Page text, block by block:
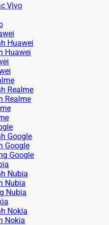
Vivo
Huawei
Huawei
Realme
Realme
Google
Google
Google
Nubia
Nubia
Nubia
Nokia
Nokia